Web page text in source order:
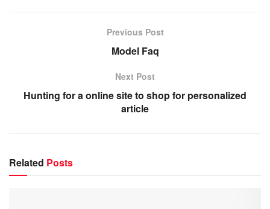
Previous Post
Model Faq
Next Post
Hunting for a online site to shop for personalized
article
Related Posts